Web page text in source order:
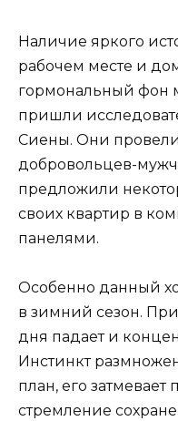
Наличие яркого
рабочем месте и
гормональный фон
пришли
Сиены. Они
добровольцев-
предложили
своих квартир в
панелями.
Особенно данный
в зимний сезон.
дня падает и
Инстинкт
план, его затмевает
стремление